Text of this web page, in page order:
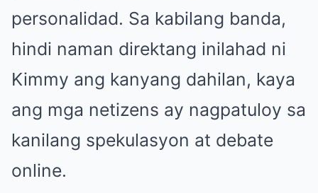
personalidad. Sa kabilang banda,
hindi naman direktang inilahad ni
Kimmy ang kanyang dahilan, kaya
ang mga netizens ay nagpatuloy sa
kanilang spekulasyon at debate
online.